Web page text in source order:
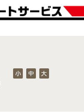
小 中 大